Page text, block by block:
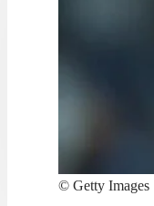
© Getty Images